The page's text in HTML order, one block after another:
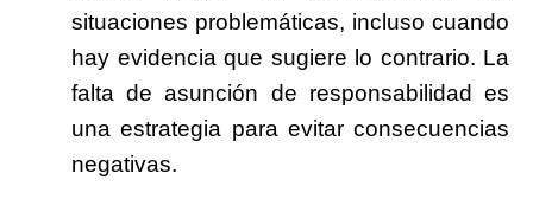
situaciones problemáticas, incluso cuando
hay evidencia que sugiere lo contrario. La
falta de asunción de responsabilidad es
una estrategia para evitar consecuencias
negativas.